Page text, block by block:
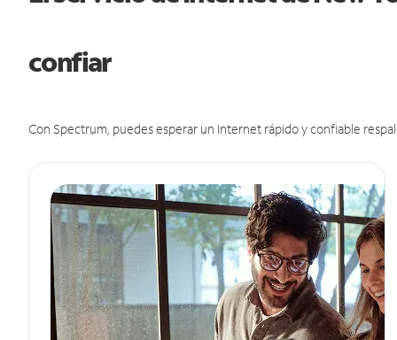
confiar
Con Spectrum, puedes esperar un Internet rápido y confiable